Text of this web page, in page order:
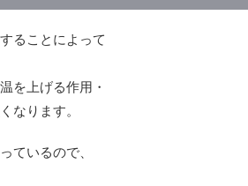
ることによって
を上げる作用・
なります。
ているので、